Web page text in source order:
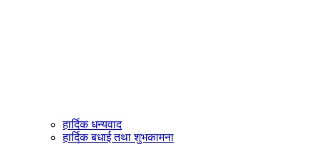
हार्दिक धन्यवाद
हार्दिक बधाई तथा शुभकामना